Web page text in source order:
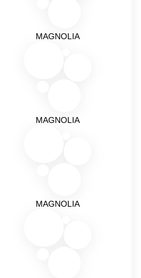
MAGNOLIA
MAGNOLIA
MAGNOLIA